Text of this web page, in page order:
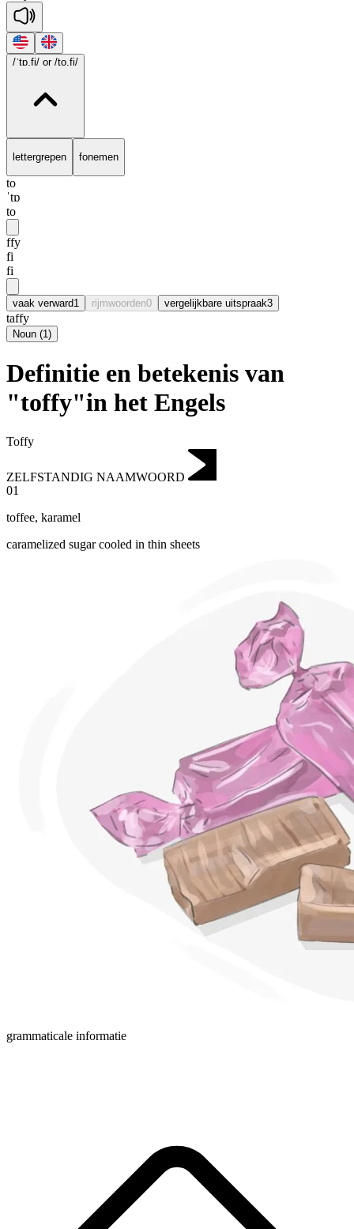
/ˈtɒ.fi/ or /to.fi/
lettergrepen fonemen
to
ˈtɒ
to
ffy
fi
fi
vaak verward1 rijmwoorden0 vergelijkbare uitspraak3
taffy
Noun (1)
Definitie en betekenis van
"toffy"in het Engels
Toffy
ZELFSTANDIG NAAMWOORD
01
toffee, karamel
caramelized sugar cooled in thin sheets
grammaticale informatie